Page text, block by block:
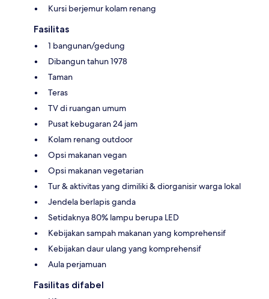
Kursi berjemur kolam renang
Fasilitas
1 bangunan/gedung
Dibangun tahun 1978
Taman
Teras
TV di ruangan umum
Pusat kebugaran 24 jam
Kolam renang outdoor
Opsi makanan vegan
Opsi makanan vegetarian
Tur & aktivitas yang dimiliki & diorganisir warga lokal
Jendela berlapis ganda
Setidaknya 80% lampu berupa LED
Kebijakan sampah makanan yang komprehensif
Kebijakan daur ulang yang komprehensif
Aula perjamuan
Fasilitas difabel